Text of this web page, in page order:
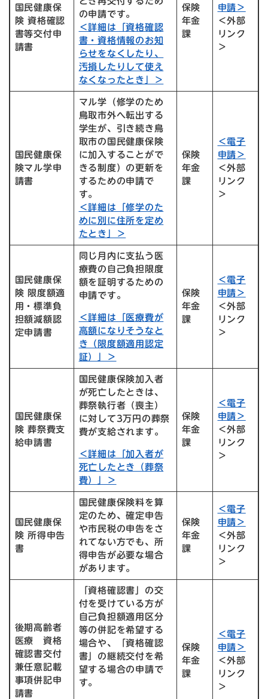
国民健康保
険 資格確認
書等交付申
請書
の申請です。
＜詳細は「資格確認
書・資格情報のお知
らせをなくしたり、
汚損したりして使え
なくなったとき」＞
保険
年金
課
申請＞
＜外部
リンク
＞
国民健康保
険マル学申
請書
マル学（修学のため
鳥取市外へ転出する
学生が、引き続き鳥
取市の国民健康保険
に加入することがで
きる制度）の更新を
するための申請で
す。
＜詳細は「修学のた
めに別に住所を定め
たとき」＞
保険
年金
課
＜電子
申請＞
＜外部
リンク
＞
国民健康保
険 限度額適
用・標準負
担額減額認
定申請書
同じ月内に支払う医
療費の自己負担限度
額を証明するための
申請です。
＜詳細は「医療費が
高額になりそうなと
き（限度額適用認定
証）」＞
保険
年金
課
＜電子
申請＞
＜外部
リンク
＞
国民健康保
険 葬祭費支
給申請書
国民健康保険加入者
が死亡したときは、
葬祭執行者（喪主）
に対して3万円の葬祭
費が支給されます。
＜詳細は「加入者が
死亡したとき（葬祭
費）」＞
保険
年金
課
＜電子
申請＞
＜外部
リンク
＞
国民健康保
険 所得申告
書
国民健康保険料を算
定のため、確定申告
や市民税の申告をさ
れてない方でも、所
得申告が必要な場合
があります。
保険
年金
課
＜電子
申請＞
＜外部
リンク
＞
後期高齢者
医療 資格
確認書交付
兼任意記載
事項併記申
請書
​「資格確認書」の交
付を受けている方が
自己負担額適用区分
等の併記を希望する
場合や、「資格確認
書」の継続交付を希
望する場合の申請で
す。
​保険
年金
課
＜電子
申請＞
＜外部
リンク
＞